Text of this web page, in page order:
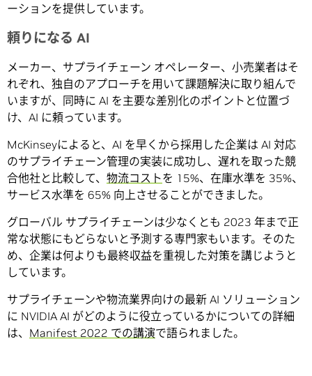
ーションを提供しています。
頼りになる AI
メーカー、サプライチェーン オペレーター、小売業者はそ
れぞれ、独自のアプローチを用いて課題解決に取り組んで
いますが、同時に AI を主要な差別化のポイントと位置づ
け、AI に頼っています。
McKinseyによると、AI を早くから採用した企業は AI 対応
のサプライチェーン管理の実装に成功し、遅れを取った競
合他社と比較して、 物流コストを 15%、在庫水準を 35%、
サービス水準を 65% 向上させることができました。
グローバル サプライチェーンは少なくとも 2023 年まで正
常な状態にもどらないと予測する専門家もいます。そのた
め、企業は何よりも最終収益を重視した対策を講じようと
しています。
サプライチェーンや物流業界向けの最新 AI ソリューション
に NVIDIA AI がどのように役立っているかについての詳細
は、 Manifest 2022 での講演で語られました。